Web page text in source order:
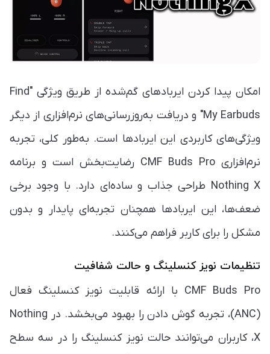
امکان پیدا کردن ایربادهای گم‌شده از طریق ویژگی "Find
My Earbuds" و دریافت به‌روزرسانی‌های نرم‌افزاری از دیگر
ویژگی‌های کاربردی این ایربادها است. به‌طور کلی، تجربه
نرم‌افزاری CMF Buds Pro رضایت‌بخش است و برنامه
Nothing X طراحی جذاب و ساده‌ای دارد. با وجود برخی
ضعف‌ها، این ایربادها همچنان تجربه‌ای پایدار و بدون
مشکل را برای کاربر فراهم می‌کنند.
تنظیمات نویز کنسلینگ و حالت شفافیت
CMF Buds Pro با ارائه قابلیت نویز کنسلینگ فعال
(ANC)، تجربه گوش دادن را بهبود می‌بخشد. در Nothing
X، کاربران می‌توانند حالت نویز کنسلینگ را در سه سطح